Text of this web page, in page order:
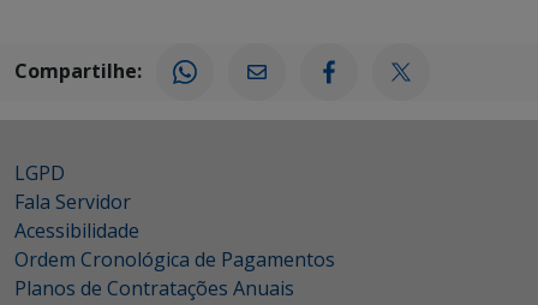
Compartilhe:
LGPD
Fala Servidor
Acessibilidade
Ordem Cronológica de Pagamentos
Planos de Contratações Anuais